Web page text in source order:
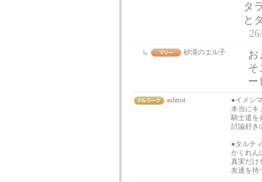
タ
と
砂漠のエル子
お
そ
ー
ashtrot
●イメン
本当にキ
騎士道を
討論好き
●タルテ
かくれん
真実だけ
友達を待